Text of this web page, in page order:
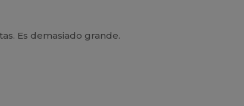
Es demasiado grande.